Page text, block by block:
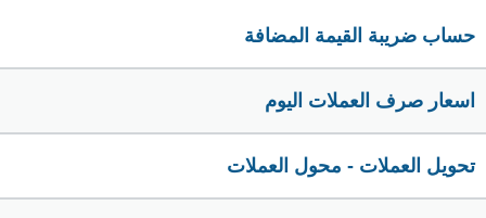
حساب ضريبة القيمة المضافة
اسعار صرف العملات اليوم
تحويل العملات - محول العملات